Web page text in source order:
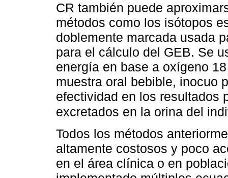
CR también puede
métodos como los isótopos
doblemente marcada usada
para el cálculo del GEB. Se
energía en base a oxígeno
muestra oral bebible, inocuo
efectividad en los resultados
excretados en la orina del
Todos los métodos
altamente costosos y poco
en el área clínica o en